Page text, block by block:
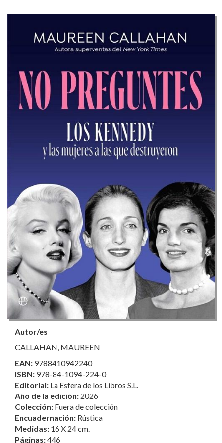
Autor/es
CALLAHAN, MAUREEN
EAN: 9788410942240
ISBN: 978-84-1094-224-0
Editorial: La Esfera de los Libros S.L.
Año de la edición: 2026
Colección: Fuera de colección
Encuadernación: Rústica
Medidas: 16 X 24 cm.
Páginas:446